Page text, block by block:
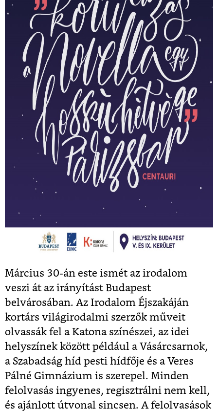
Március 30-án este ismét az irodalom
veszi át az irányítást Budapest
belvárosában. Az Irodalom Éjszakáján
kortárs világirodalmi szerzők műveit
olvassák fel a Katona színészei, az idei
helyszínek között például a Vásárcsarnok,
a Szabadság híd pesti hídfője és a Veres
Pálné Gimnázium is szerepel. Minden
felolvasás ingyenes, regisztrálni nem kell,
és ajánlott útvonal sincsen. A felolvasások